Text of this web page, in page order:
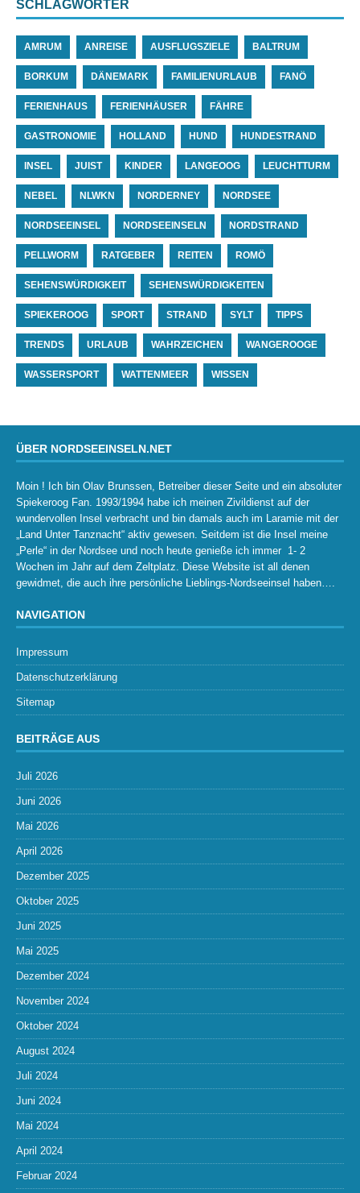
SCHLAGWÖRTER
AMRUM ANREISE AUSFLUGSZIELE BALTRUM
BORKUM DÄNEMARK FAMILIENURLAUB FANÖ
FERIENHAUS FERIENHÄUSER FÄHRE
GASTRONOMIE HOLLAND HUND HUNDESTRAND
INSEL JUIST KINDER LANGEOOG LEUCHTTURM
NEBEL NLWKN NORDERNEY NORDSEE
NORDSEEINSEL NORDSEEINSELN NORDSTRAND
PELLWORM RATGEBER REITEN ROMÖ
SEHENSWÜRDIGKEIT SEHENSWÜRDIGKEITEN
SPIEKEROOG SPORT STRAND SYLT TIPPS
TRENDS URLAUB WAHRZEICHEN WANGEROOGE
WASSERSPORT WATTENMEER WISSEN
ÜBER NORDSEEINSELN.NET
Moin ! Ich bin Olav Brunssen, Betreiber dieser Seite und ein absoluter
Spiekeroog Fan. 1993/1994 habe ich meinen Zivildienst auf der
wundervollen Insel verbracht und bin damals auch im Laramie mit der
„Land Unter Tanznacht“ aktiv gewesen. Seitdem ist die Insel meine
„Perle“ in der Nordsee und noch heute genieße ich immer 1- 2
Wochen im Jahr auf dem Zeltplatz. Diese Website ist all denen
gewidmet, die auch ihre persönliche Lieblings-Nordseeinsel haben….
NAVIGATION
Impressum
Datenschutzerklärung
Sitemap
BEITRÄGE AUS
Juli 2026
Juni 2026
Mai 2026
April 2026
Dezember 2025
Oktober 2025
Juni 2025
Mai 2025
Dezember 2024
November 2024
Oktober 2024
August 2024
Juli 2024
Juni 2024
Mai 2024
April 2024
Februar 2024